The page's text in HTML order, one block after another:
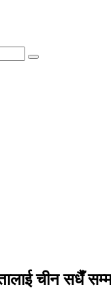
चीन सधैँ